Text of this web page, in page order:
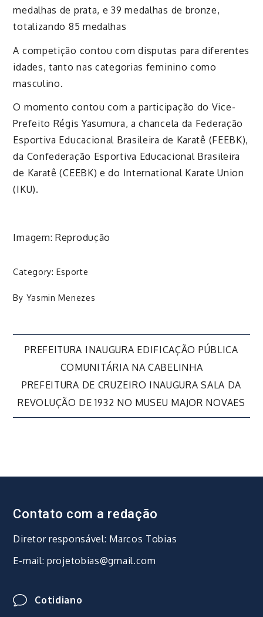
medalhas de prata, e 39 medalhas de bronze,
totalizando 85 medalhas
A competição contou com disputas para diferentes
idades, tanto nas categorias feminino como
masculino.
O momento contou com a participação do Vice-
Prefeito Régis Yasumura, a chancela da Federação
Esportiva Educacional Brasileira de Karatê (FEEBK),
da Confederação Esportiva Educacional Brasileira
de Karatê (CEEBK) e do International Karate Union
(IKU).
Imagem: Reprodução
Category:Esporte
By Yasmin Menezes
Navegação
de
Post
PREFEITURA INAUGURA EDIFICAÇÃO PÚBLICA
COMUNITÁRIA NA CABELINHA
PREFEITURA DE CRUZEIRO INAUGURA SALA DA
REVOLUÇÃO DE 1932 NO MUSEU MAJOR NOVAES
Contato com a redação
Diretor responsável: Marcos Tobias
E-mail: projetobias@gmail.com
Cotidiano